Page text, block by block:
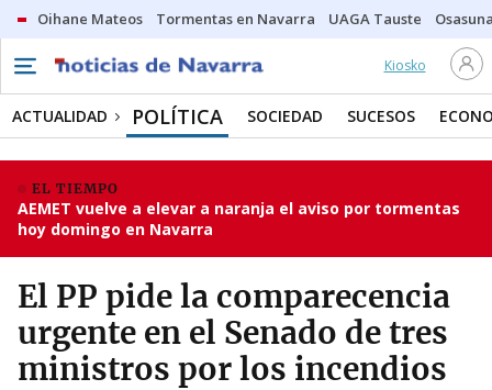
Oihane Mateos Tormentas en Navarra UAGA Tauste
Kiosko
ACTUALIDAD POLÍTICA SOCIEDAD SUCESOS
EL TIEMPO
AEMET vuelve a elevar a naranja el aviso por tormentas
hoy domingo en Navarra
El PP pide la comparecencia
urgente en el Senado de tres
ministros por los incendios